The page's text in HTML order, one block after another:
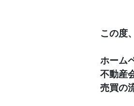
この度
ホーム
不動産
売買の